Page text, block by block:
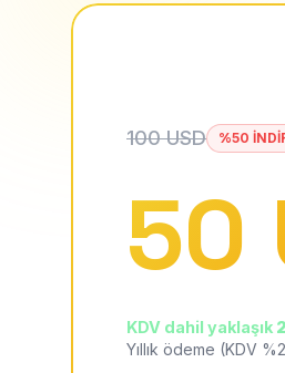
100 USD %50
50
KDV dahil yaklaşık
Yıllık ödeme (KDV